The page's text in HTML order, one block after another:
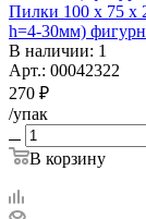
Пилки 100 х 75 х
h=4-30мм)
В наличии: 1
Арт.: 00042322
270 ₽
/упак
В корзину